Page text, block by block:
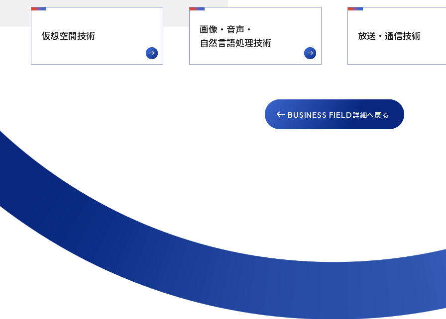
仮想空間技術
画像・音声・
自然言語処理技術
放送・通信技術
BUSINESS FIELD詳細へ戻る